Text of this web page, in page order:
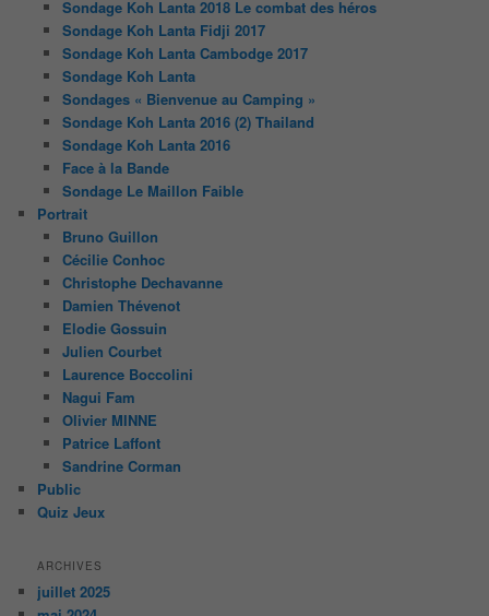
Sondage Koh Lanta 2018 Le combat des héros
Sondage Koh Lanta Fidji 2017
Sondage Koh Lanta Cambodge 2017
Sondage Koh Lanta
Sondages « Bienvenue au Camping »
Sondage Koh Lanta 2016 (2) Thailand
Sondage Koh Lanta 2016
Face à la Bande
Sondage Le Maillon Faible
Portrait
Bruno Guillon
Cécilie Conhoc
Christophe Dechavanne
Damien Thévenot
Elodie Gossuin
Julien Courbet
Laurence Boccolini
Nagui Fam
Olivier MINNE
Patrice Laffont
Sandrine Corman
Public
Quiz Jeux
ARCHIVES
juillet 2025